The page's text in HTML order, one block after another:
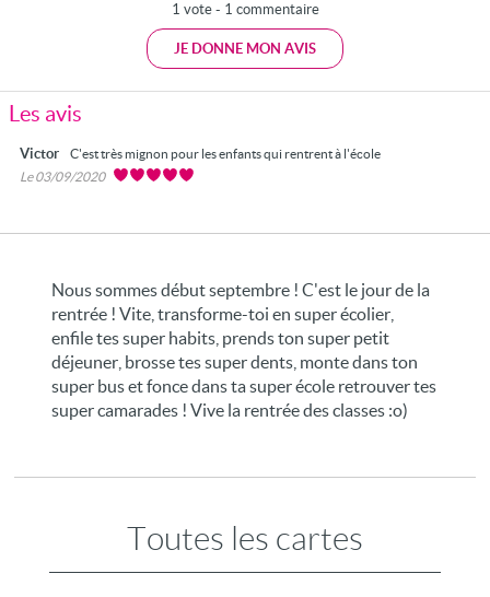
1 vote - 1 commentaire
JE DONNE MON AVIS
Les avis
Victor
C'est très mignon pour les enfants qui rentrent à l'école
Le 03/09/2020
Nous sommes début septembre ! C'est le jour de la
rentrée ! Vite, transforme-toi en super écolier,
enfile tes super habits, prends ton super petit
déjeuner, brosse tes super dents, monte dans ton
super bus et fonce dans ta super école retrouver tes
super camarades ! Vive la rentrée des classes :o)
Toutes les cartes